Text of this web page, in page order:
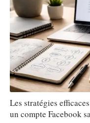
Les stratégies
un compte Facebook